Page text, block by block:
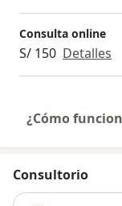
Consulta online
S/ 150 Detalles
¿Cómo
Consultorio